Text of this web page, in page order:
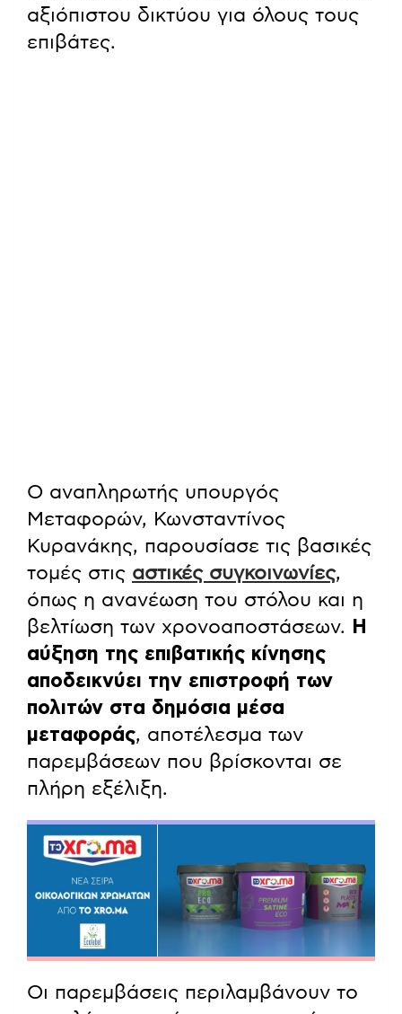
αξιόπιστου δικτύου για όλους τους
επιβάτες.
Ο αναπληρωτής υπουργός
Μεταφορών, Κωνσταντίνος
Κυρανάκης, παρουσίασε τις βασικές
τομές στις αστικές συγκοινωνίες,
όπως η ανανέωση του στόλου και η
βελτίωση των χρονοαποστάσεων.
Η
αύξηση της επιβατικής κίνησης
αποδεικνύει την επιστροφή των
πολιτών στα δημόσια μέσα
μεταφοράς, αποτέλεσμα των
παρεμβάσεων που βρίσκονται σε
πλήρη εξέλιξη.
Οι παρεμβάσεις περιλαμβάνουν το